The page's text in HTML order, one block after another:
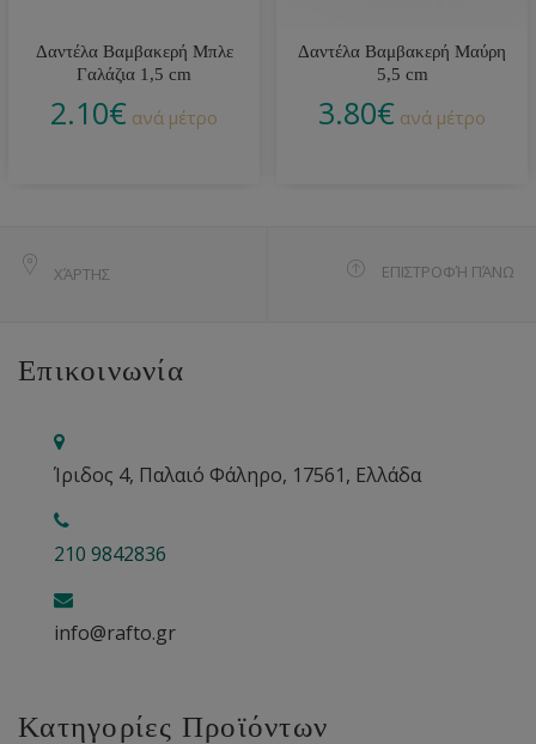
Δαντέλα Βαμβακερή Μπλε
Γαλάζια 1,5 cm
2.10€ ανά μέτρο
Δαντέλα Βαμβακερή Μαύρη
5,5 cm
3.80€ ανά μέτρο
ΧΆΡΤΗΣ ΕΠΙΣΤΡΟΦΉ ΠΆΝΩ
Επικοινωνία
Ίριδος 4, Παλαιό Φάληρο, 17561, Ελλάδα
210 9842836
info@rafto.gr
Κατηγορίες Προϊόντων